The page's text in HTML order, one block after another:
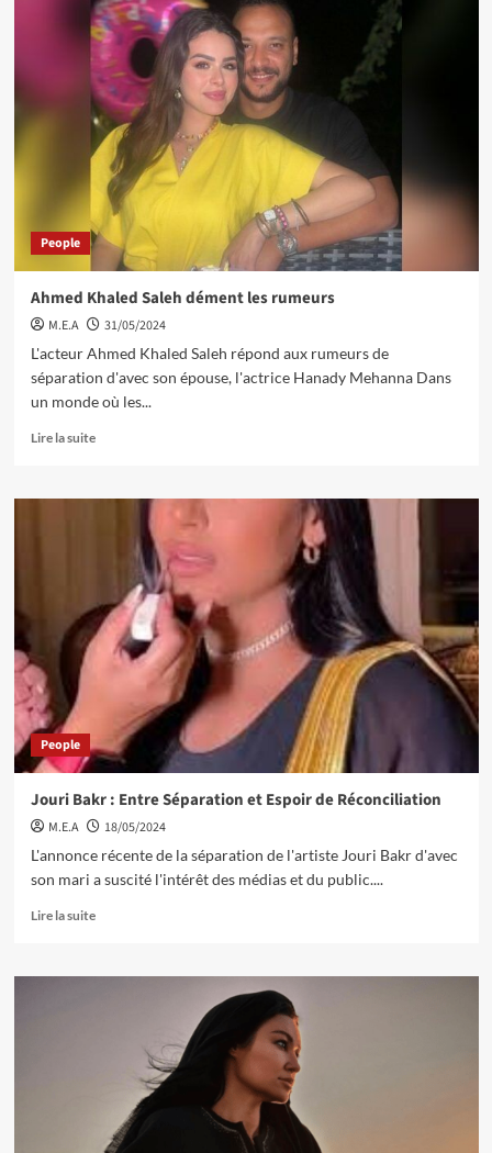
People
Ahmed Khaled Saleh dément les rumeurs
M.E.A
31/05/2024
L'acteur Ahmed Khaled Saleh répond aux rumeurs de
séparation d'avec son épouse, l'actrice Hanady Mehanna Dans
un monde où les...
Lire la suite
People
Jouri Bakr : Entre Séparation et Espoir de Réconciliation
M.E.A
18/05/2024
L'annonce récente de la séparation de l'artiste Jouri Bakr d'avec
son mari a suscité l'intérêt des médias et du public....
Lire la suite